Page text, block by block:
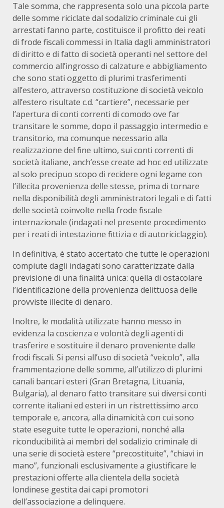
Tale somma, che rappresenta solo una piccola parte
delle somme riciclate dal sodalizio criminale cui gli
arrestati fanno parte, costituisce il profitto dei reati
di frode fiscali commessi in Italia dagli amministratori
di diritto e di fatto di società operanti nel settore del
commercio all’ingrosso di calzature e abbigliamento
che sono stati oggetto di plurimi trasferimenti
all’estero, attraverso costituzione di società veicolo
all’estero risultate c.d. “cartiere”, necessarie per
l’apertura di conti correnti di comodo ove far
transitare le somme, dopo il passaggio intermedio e
transitorio, ma comunque necessario alla
realizzazione del fine ultimo, sui conti correnti di
società italiane, anch’esse create ad hoc ed utilizzate
al solo precipuo scopo di recidere ogni legame con
l’illecita provenienza delle stesse, prima di tornare
nella disponibilità degli amministratori legali e di fatti
delle società coinvolte nella frode fiscale
internazionale (indagati nel presente procedimento
per i reati di intestazione fittizia e di autoriciclaggio).
In definitiva, è stato accertato che tutte le operazioni
compiute dagli indagati sono caratterizzate dalla
previsione di una finalità unica: quella di ostacolare
l’identificazione della provenienza delittuosa delle
provviste illecite di denaro.
Inoltre, le modalità utilizzate hanno messo in
evidenza la coscienza e volontà degli agenti di
trasferire e sostituire il denaro proveniente dalle
frodi fiscali. Si pensi all’uso di società “veicolo”, alla
frammentazione delle somme, all’utilizzo di plurimi
canali bancari esteri (Gran Bretagna, Lituania,
Bulgaria), al denaro fatto transitare sui diversi conti
corrente italiani ed esteri in un ristrettissimo arco
temporale e, ancora, alla dinamicità con cui sono
state eseguite tutte le operazioni, nonché alla
riconducibilità ai membri del sodalizio criminale di
una serie di società estere “precostituite”, “chiavi in
mano”, funzionali esclusivamente a giustificare le
prestazioni offerte alla clientela della società
londinese gestita dai capi promotori
dell’associazione a delinquere.